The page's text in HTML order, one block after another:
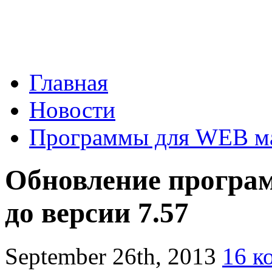
Главная
Новости
Программы для WEB
Обновление
до версии 7.57
September 26th, 2013 16